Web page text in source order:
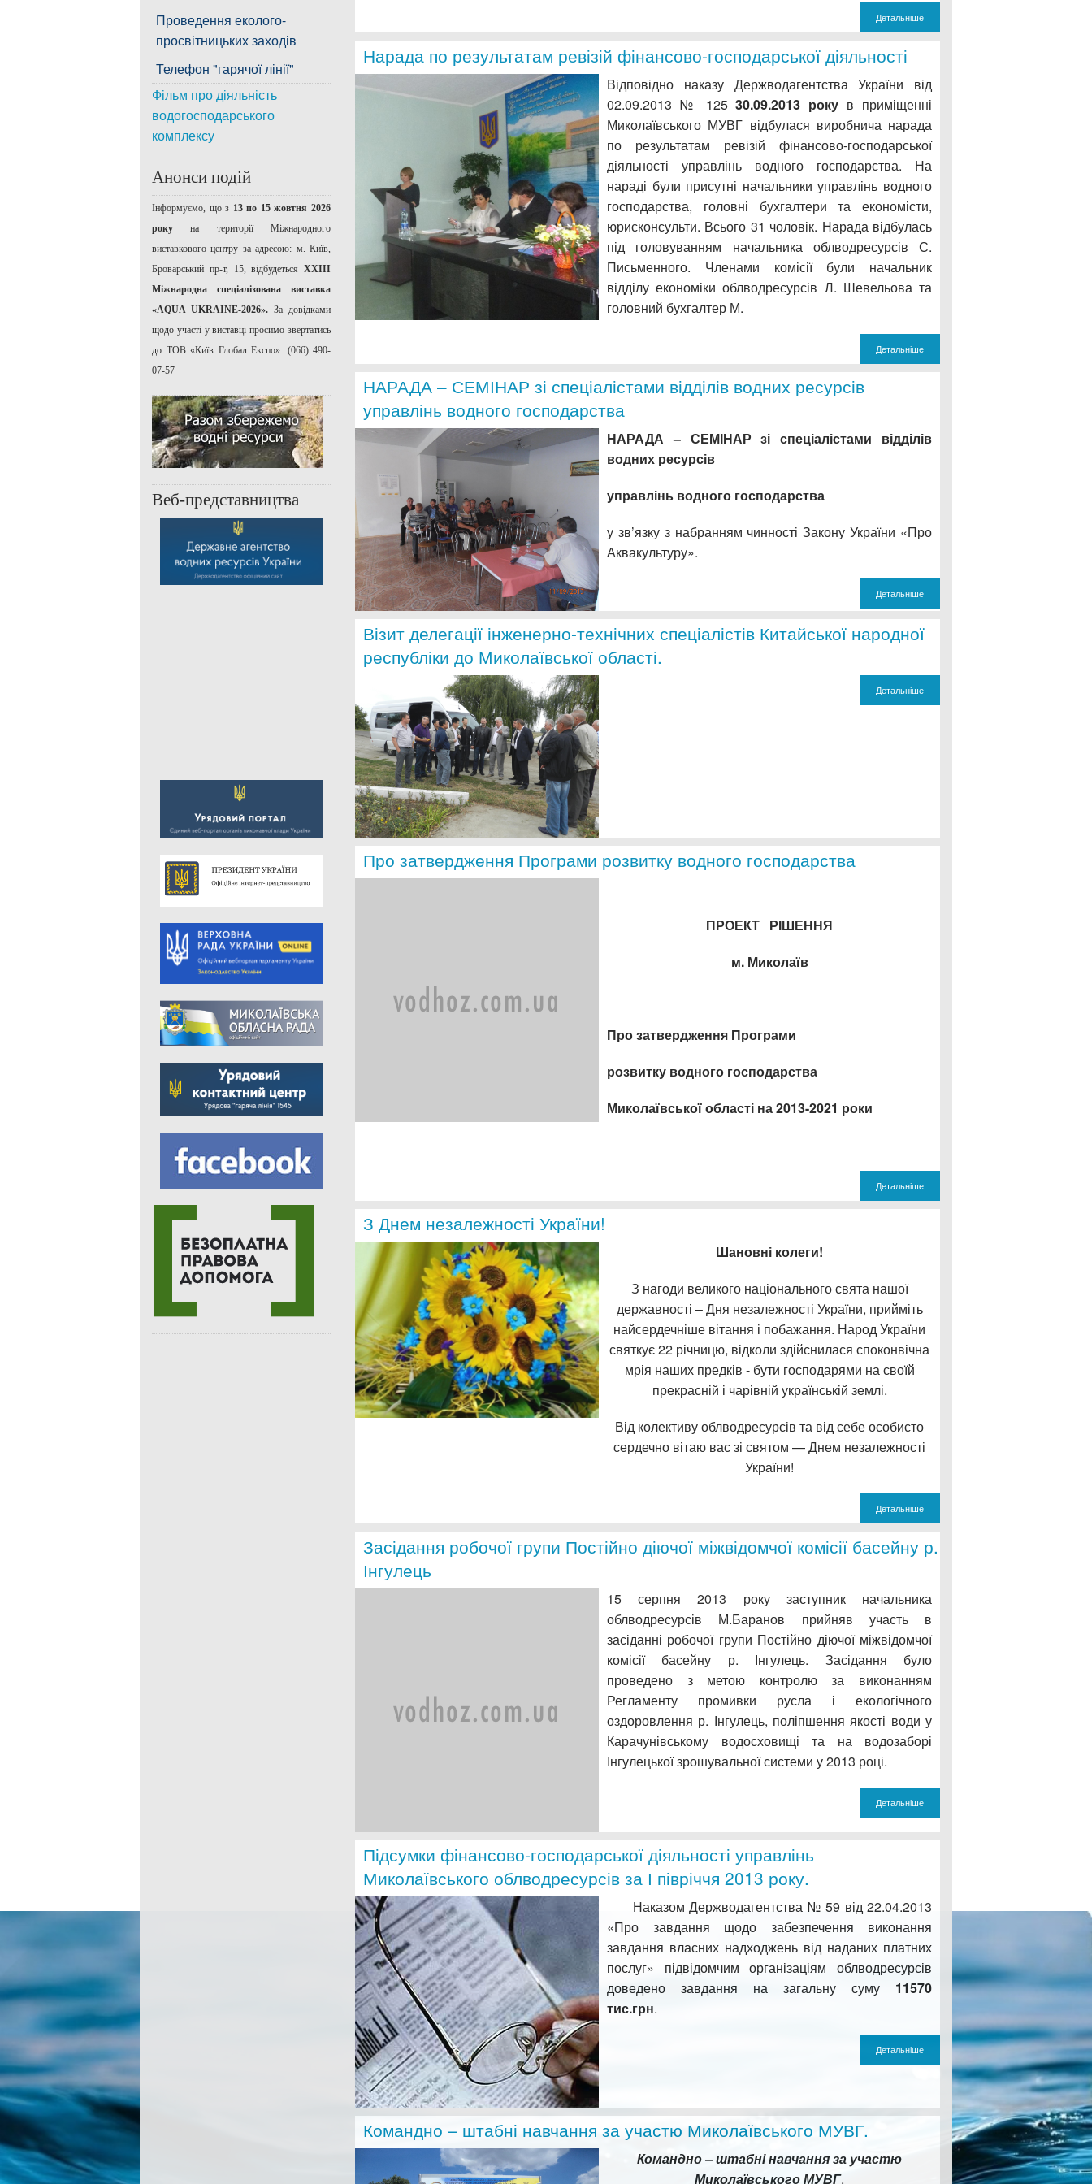
Детальніше
Нарада по результатам ревізій фінансово-господарської діяльності
Відповідно наказу Держводагентства України від
02.09.2013 № 12530.09.2013 року в приміщенні
Миколаївського МУВГ відбулася виробнича нарада
по результатам ревізій фінансово-господарської
діяльності управлінь водного господарства. На
нараді були присутні начальники управлінь водного
господарства, головні бухгалтери та економісти,
юрисконсульти. Всього 31 чоловік. Нарада відбулась
під головуванням начальника облводресурсів С.
Письменного. Членами комісії були начальник
відділу економіки облводресурсів Л. Шевельова та
головний бухгалтер М.
Детальніше
НАРАДА – СЕМІНАР зі спеціалістами відділів водних ресурсів
управлінь водного господарства
НАРАДА – СЕМІНАР зі спеціалістами відділів
водних ресурсів
управлінь водного господарства
у зв’язку з набранням чинності Закону України «Про
Аквакультуру».
Детальніше
Візит делегації інженерно-технічних спеціалістів Китайської народної
республіки до Миколаївської області.
Детальніше
Про затвердження Програми розвитку водного господарства
ПРОЕКТ РІШЕННЯ
м. Миколаїв
Про затвердження Програми
розвитку водного господарства
Миколаївської області на 2013-2021 роки
Детальніше
З Днем незалежності України!
Шановні колеги!
З нагоди великого національного свята нашої
державності – Дня незалежності України, прийміть
найсердечніше вітання і побажання. Народ України
святкує 22 річницю, відколи здійснилася споконвічна
мрія наших предків - бути господарями на своїй
прекрасній і чарівній українській землі.
Від колективу облводресурсів та від себе особисто
сердечно вітаю вас зі святом — Днем незалежності
України!
Детальніше
Засідання робочої групи Постійно діючої міжвідомчої комісії басейну р.
Інгулець
15 серпня 2013 року заступник начальника
облводресурсів М.Баранов прийняв участь в
засіданні робочої групи Постійно діючої міжвідомчої
комісії басейну р. Інгулець. Засідання було
проведено з метою контролю за виконанням
Регламенту промивки русла і екологічного
оздоровлення р. Інгулець, поліпшення якості води у
Карачунівському водосховищі та на водозаборі
Інгулецької зрошувальної системи у 2013 році.
Детальніше
Підсумки фінансово-господарської діяльності управлінь
Миколаївського облводресурсів за І півріччя 2013 року.
Наказом Держводагентства № 59 від 22.04.2013
«Про завдання щодо забезпечення виконання
завдання власних надходжень від наданих платних
послуг» підвідомчим організаціям облводресурсів
доведено завдання на загальну суму 11570
тис.грн.
Детальніше
Командно – штабні навчання за участю Миколаївського МУВГ.
Командно – штабні навчання за участю
Миколаївського МУВГ.
Проведення еколого-
просвітницьких заходів
Телефон "гарячої лінії"
Фільм про діяльність
водогосподарського
комплексу
Анонси подій
Інформуємо, що з 13 по 15 жовтня 2026
року на території Міжнародного
виставкового центру за адресою: м. Київ,
Броварський пр-т, 15, відбудеться ХХІІІ
Міжнародна спеціалізована виставка
«AQUA UKRAINE-2026». За довідками
щодо участі у виставці просимо звертатись
до ТОВ «Київ Глобал Експо»: (066) 490-
07-57
Веб-представництва